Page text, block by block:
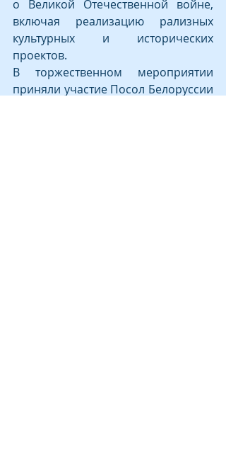
о Великой Отечественной войне,
включая реализацию рализных
культурных и исторических
проектов.
В торжественном мероприятии
приняли участие Посол Белоруссии